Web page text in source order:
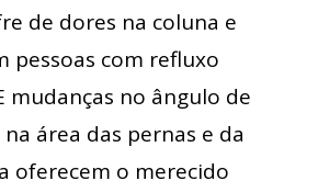
de dores na coluna e
pessoas com refluxo
mudanças no ângulo de
área das pernas e da
oferecem o merecido